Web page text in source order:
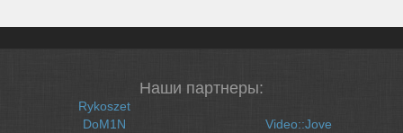
Наши партнеры:
Rykoszet
DoM1N
Video::Jove